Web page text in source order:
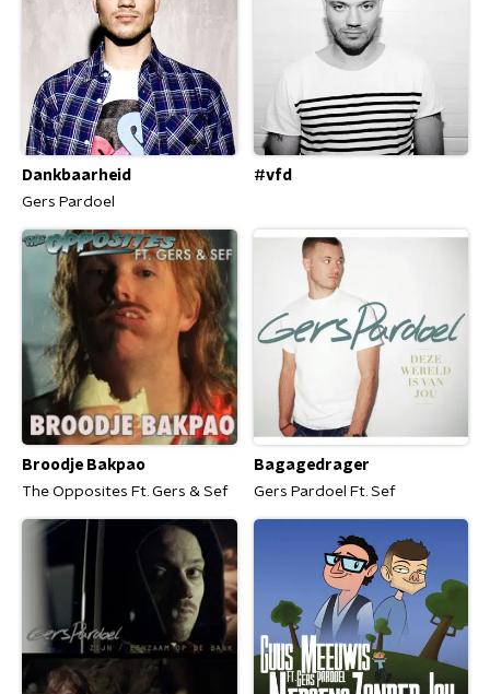
Dankbaarheid
Gers Pardoel
#vfd
Broodje Bakpao
The Opposites Ft. Gers & Sef
Bagagedrager
Gers Pardoel Ft. Sef